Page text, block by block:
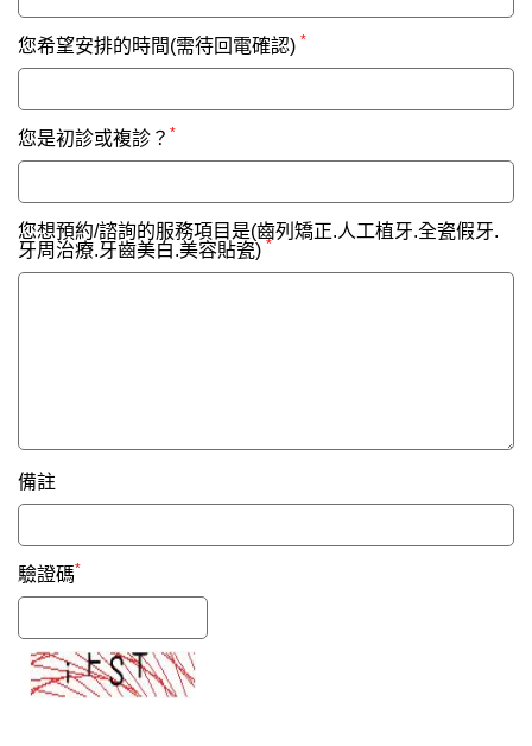
您希望安排的時間(需待回電確認) *
您是初診或複診？ *
您想預約/諮詢的服務項目是(齒列矯正.人工植牙.全瓷假牙.
牙周治療.牙齒美白.美容貼瓷) *
備註
驗證碼*